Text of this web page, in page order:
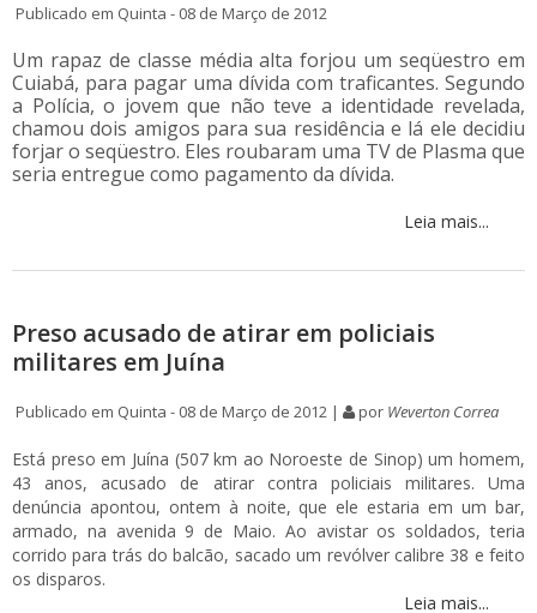
Publicado em Quinta - 08 de Março de 2012
Um rapaz de classe média alta forjou um seqüestro em
Cuiabá, para pagar uma dívida com traficantes. Segundo
a Polícia, o jovem que não teve a identidade revelada,
chamou dois amigos para sua residência e lá ele decidiu
forjar o seqüestro. Eles roubaram uma TV de Plasma que
seria entregue como pagamento da dívida.
Leia mais...
Preso acusado de atirar em policiais
militares em Juína
Publicado em Quinta - 08 de Março de 2012 | por Weverton Correa
Está preso em Juína (507 km ao Noroeste de Sinop) um homem,
43 anos, acusado de atirar contra policiais militares. Uma
denúncia apontou, ontem à noite, que ele estaria em um bar,
armado, na avenida 9 de Maio. Ao avistar os soldados, teria
corrido para trás do balcão, sacado um revólver calibre 38 e feito
os disparos.
Leia mais...